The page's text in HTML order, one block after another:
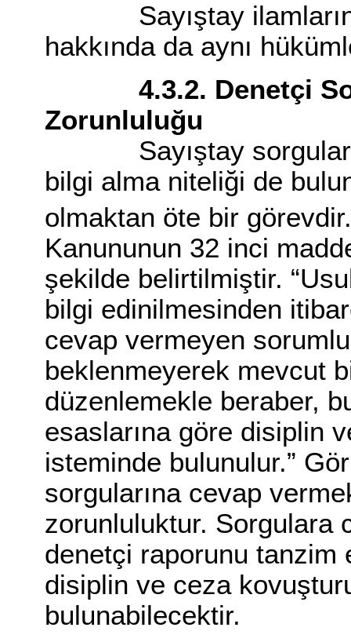
Sayıştay
hakkında da aynı
4.3.2. Denetçi
Zorunluluğu
Sayıştay
bilgi alma niteliği de
olmaktan öte bir görevdir.
Kanununun 32 inci
şekilde belirtilmiştir.
bilgi edinilmesinden
cevap vermeyen
beklenmeyerek mevcut
düzenlemekle beraber,
esaslarına göre disiplin
isteminde bulunulur.”
sorgularına cevap
zorunluluktur. Sorgulara
denetçi raporunu tanzim
disiplin ve ceza
bulunabilecektir.